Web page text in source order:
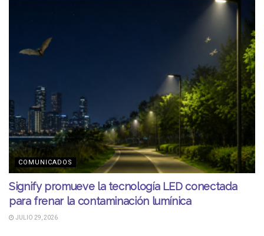
COMUNICADOS
Signify promueve la tecnología LED conectada
para frenar la contaminación lumínica
JULIO 29, 2026